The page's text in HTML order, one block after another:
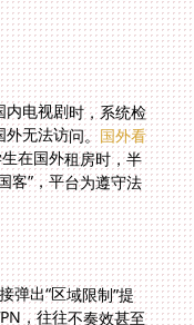
电视剧时，系统检
无法访问。国外看
在国外租房时，半
外国客”，平台为遵守法
出“区域限制”提
，往往不奏效甚至
体验差极了。如何